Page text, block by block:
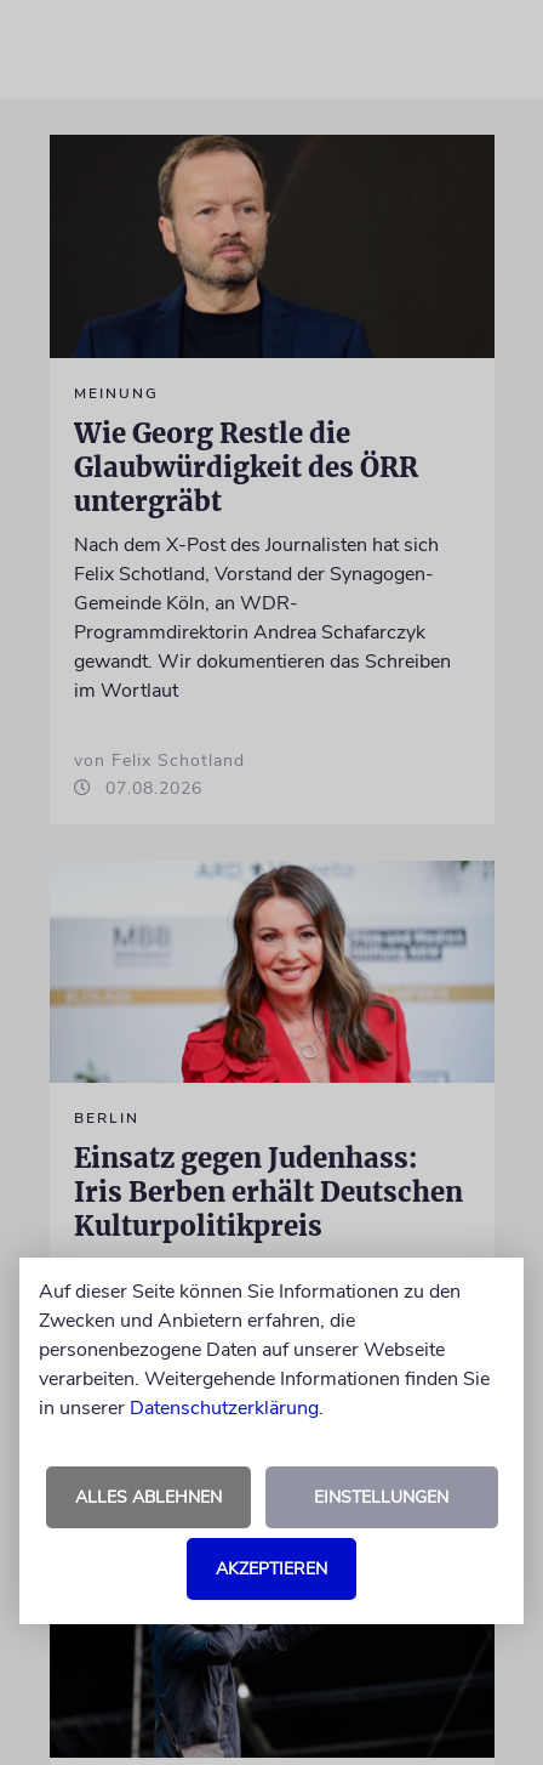
MEINUNG
Wie Georg Restle die
Glaubwürdigkeit des ÖRR
untergräbt
Nach dem X-Post des Journalisten hat sich
Felix Schotland, Vorstand der Synagogen-
Gemeinde Köln, an WDR-
Programmdirektorin Andrea Schafarczyk
gewandt. Wir dokumentieren das Schreiben
im Wortlaut
von Felix Schotland
07.08.2026
BERLIN
Einsatz gegen Judenhass:
Iris Berben erhält Deutschen
Kulturpolitikpreis
Kamera, sondern engagiert sich auch
ehrenamtlich. Der Deutsche Kulturrat würdigt
diese Leistung mit einem Preis. Igor Levit ist
Laudator
Auf dieser Seite können Sie Informationen zu den
Zwecken und Anbietern erfahren, die
personenbezogene Daten auf unserer Webseite
verarbeiten. Weitergehende Informationen finden Sie
in unserer Datenschutzerklärung.
ALLES ABLEHNEN EINSTELLUNGEN
AKZEPTIEREN